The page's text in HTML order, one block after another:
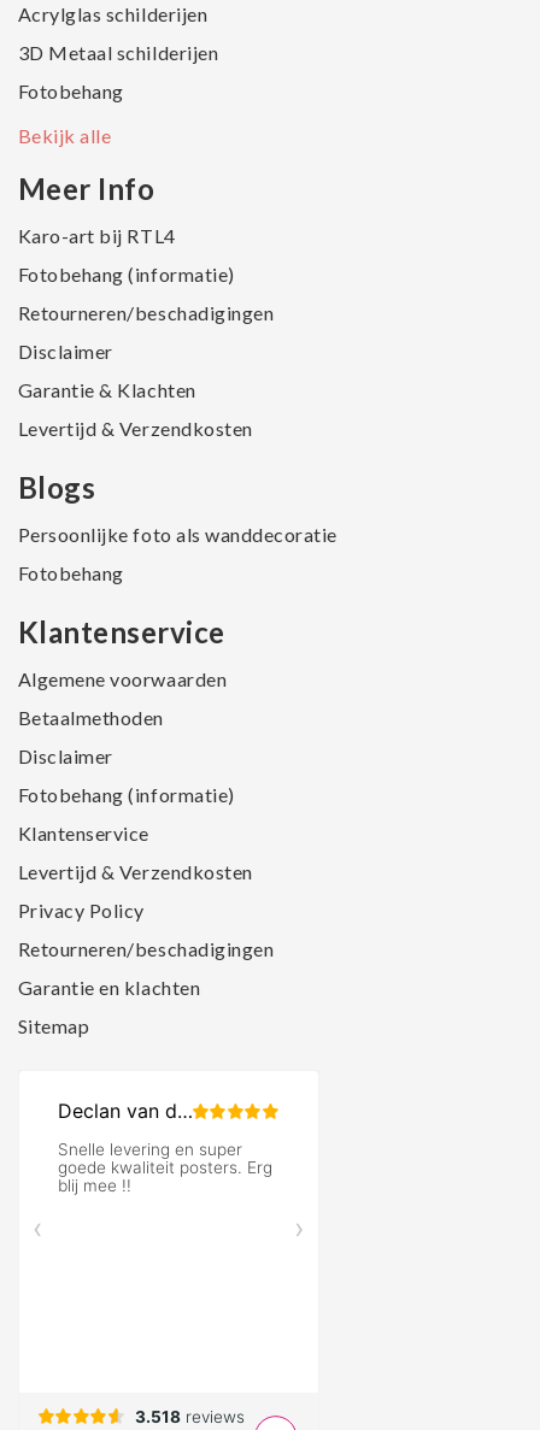
Acrylglas schilderijen
3D Metaal schilderijen
Fotobehang
Bekijk alle
Meer Info
Karo-art bij RTL4
Fotobehang (informatie)
Retourneren/beschadigingen
Disclaimer
Garantie & Klachten
Levertijd & Verzendkosten
Blogs
Persoonlijke foto als wanddecoratie
Fotobehang
Klantenservice
Algemene voorwaarden
Betaalmethoden
Disclaimer
Fotobehang (informatie)
Klantenservice
Levertijd & Verzendkosten
Privacy Policy
Retourneren/beschadigingen
Garantie en klachten
Sitemap